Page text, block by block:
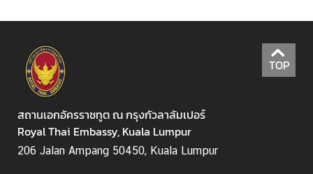
ท
ใ
น
ม
เ
ล
เ
TOP
สถานเอกอัครราชทูต ณ กรุงกัวลาลัมเปอร์
Royal Thai Embassy, Kuala Lumpur
206 Jalan Ampang 50450, Kuala Lumpur